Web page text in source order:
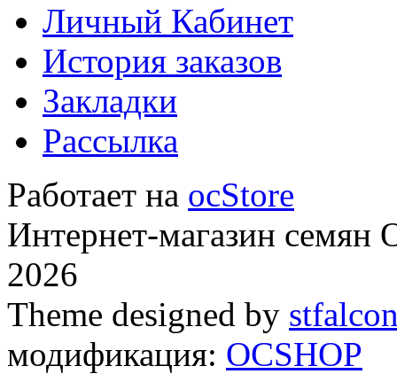
Личный Кабинет
История заказов
Закладки
Рассылка
Работает на ocStore
Интернет-магазин
2026
Theme designed by
модификация: OCSHOP